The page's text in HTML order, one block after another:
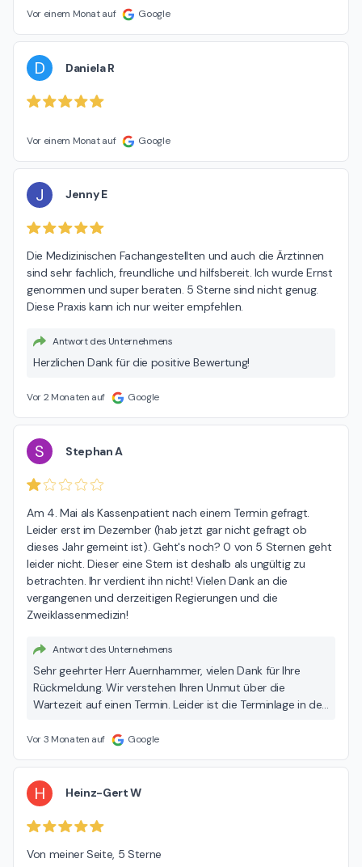
Vor einem Monat auf Google
D Daniela R
Vor einem Monat auf Google
J Jenny E
Die Medizinischen Fachangestellten und auch die Ärztinnen
sind sehr fachlich, freundliche und hilfsbereit. Ich wurde Ernst
genommen und super beraten. 5 Sterne sind nicht genug.
Diese Praxis kann ich nur weiter empfehlen.
Antwort des Unternehmens
Herzlichen Dank für die positive Bewertung!
Vor 2 Monaten auf Google
S Stephan A
Am 4. Mai als Kassenpatient nach einem Termin gefragt.
Leider erst im Dezember (hab jetzt gar nicht gefragt ob
dieses Jahr gemeint ist). Geht's noch? 0 von 5 Sternen geht
leider nicht. Dieser eine Stern ist deshalb als ungültig zu
betrachten. Ihr verdient ihn nicht! Vielen Dank an die
vergangenen und derzeitigen Regierungen und die
Zweiklassenmedizin!
Antwort des Unternehmens
Sehr geehrter Herr Auernhammer, vielen Dank für Ihre
Rückmeldung. Wir verstehen Ihren Unmut über die
Wartezeit auf einen Termin. Leider ist die Terminlage in der
angespannt, was uns selbst nicht zufriedenstellt. Wir
auch über Ihren Hausarzt an uns gerichtet werden kann.
Gerade bei dringlichem Bedarf können wir auf diesem Weg
oft schneller reagieren, da Ihr Hausarzt die medizinische
Dringlichkeit direkt einschätzen und übermitteln kann. Wir
können. Mit freundlichen Grüßen Ihr Praxisteam des
Vor 3 Monaten auf Google
H Heinz-Gert W
Von meiner Seite, 5 Sterne